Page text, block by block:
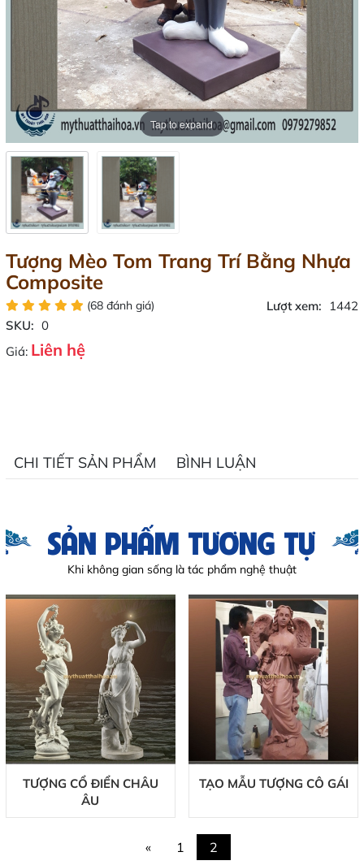
Tap to expand
Tượng Mèo Tom Trang Trí Bằng Nhựa
Composite
(68 đánh giá) Lượt xem:
1442
SKU: 0
Giá: Liên hệ
CHI TIẾT SẢN PHẨM BÌNH LUẬN
SẢN PHẨM TƯƠNG TỰ
Khi không gian sống là tác phẩm nghệ thuật
TƯỢNG CỔ ĐIỂN CHÂU
ÂU
TẠO MẪU TƯỢNG CÔ GÁI
« 1 2